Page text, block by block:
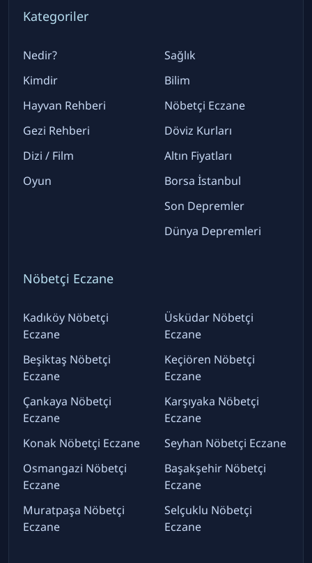
Kategoriler
Nedir?
Kimdir
Hayvan Rehberi
Gezi Rehberi
Dizi / Film
Oyun
Sağlık
Bilim
Nöbetçi Eczane
Döviz Kurları
Altın Fiyatları
Borsa İstanbul
Son Depremler
Dünya Depremleri
Nöbetçi Eczane
Kadıköy Nöbetçi
Eczane
Beşiktaş Nöbetçi
Eczane
Çankaya Nöbetçi
Eczane
Konak Nöbetçi Eczane
Osmangazi Nöbetçi
Eczane
Muratpaşa Nöbetçi
Eczane
Üsküdar Nöbetçi
Eczane
Keçiören Nöbetçi
Eczane
Karşıyaka Nöbetçi
Eczane
Seyhan Nöbetçi Eczane
Başakşehir Nöbetçi
Eczane
Selçuklu Nöbetçi
Eczane